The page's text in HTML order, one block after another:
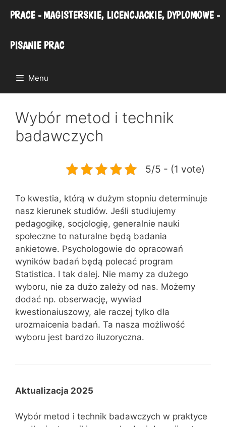
PRACE - MAGISTERSKIE, LICENCJACKIE, DYPLOMOWE -
PISANIE PRAC
Menu
Wybór metod i technik
badawczych
5/5 - (1 vote)
To kwestia, którą w dużym stopniu determinuje
nasz kierunek studiów. Jeśli studiujemy
pedagogikę, socjologię, generalnie nauki
społeczne to naturalne będą badania
ankietowe. Psychologowie do opracowań
wyników badań będą polecać program
Statistica. I tak dalej. Nie mamy za dużego
wyboru, nie za dużo zależy od nas. Możemy
dodać np. obserwację, wywiad
kwestionaiuszowy, ale raczej tylko dla
urozmaicenia badań. Ta nasza możliwość
wyboru jest bardzo iluzoryczna.
Aktualizacja 2025
Wybór metod i technik badawczych w praktyce